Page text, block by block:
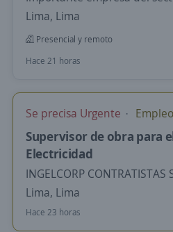
Lima, Lima
Presencial y remoto
Hace 21 horas
Se precisa Urgente
Supervisor de obra para
Electricidad
INGELCORP CONTRATISTAS
Lima, Lima
Hace 23 horas